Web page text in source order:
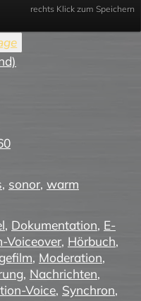
rechts Klick zum Speichern
, sonor, warm
, Dokumentation, E-
Voiceover, Hörbuch,
, Moderation,
, Nachrichten,
Voice, Synchron,